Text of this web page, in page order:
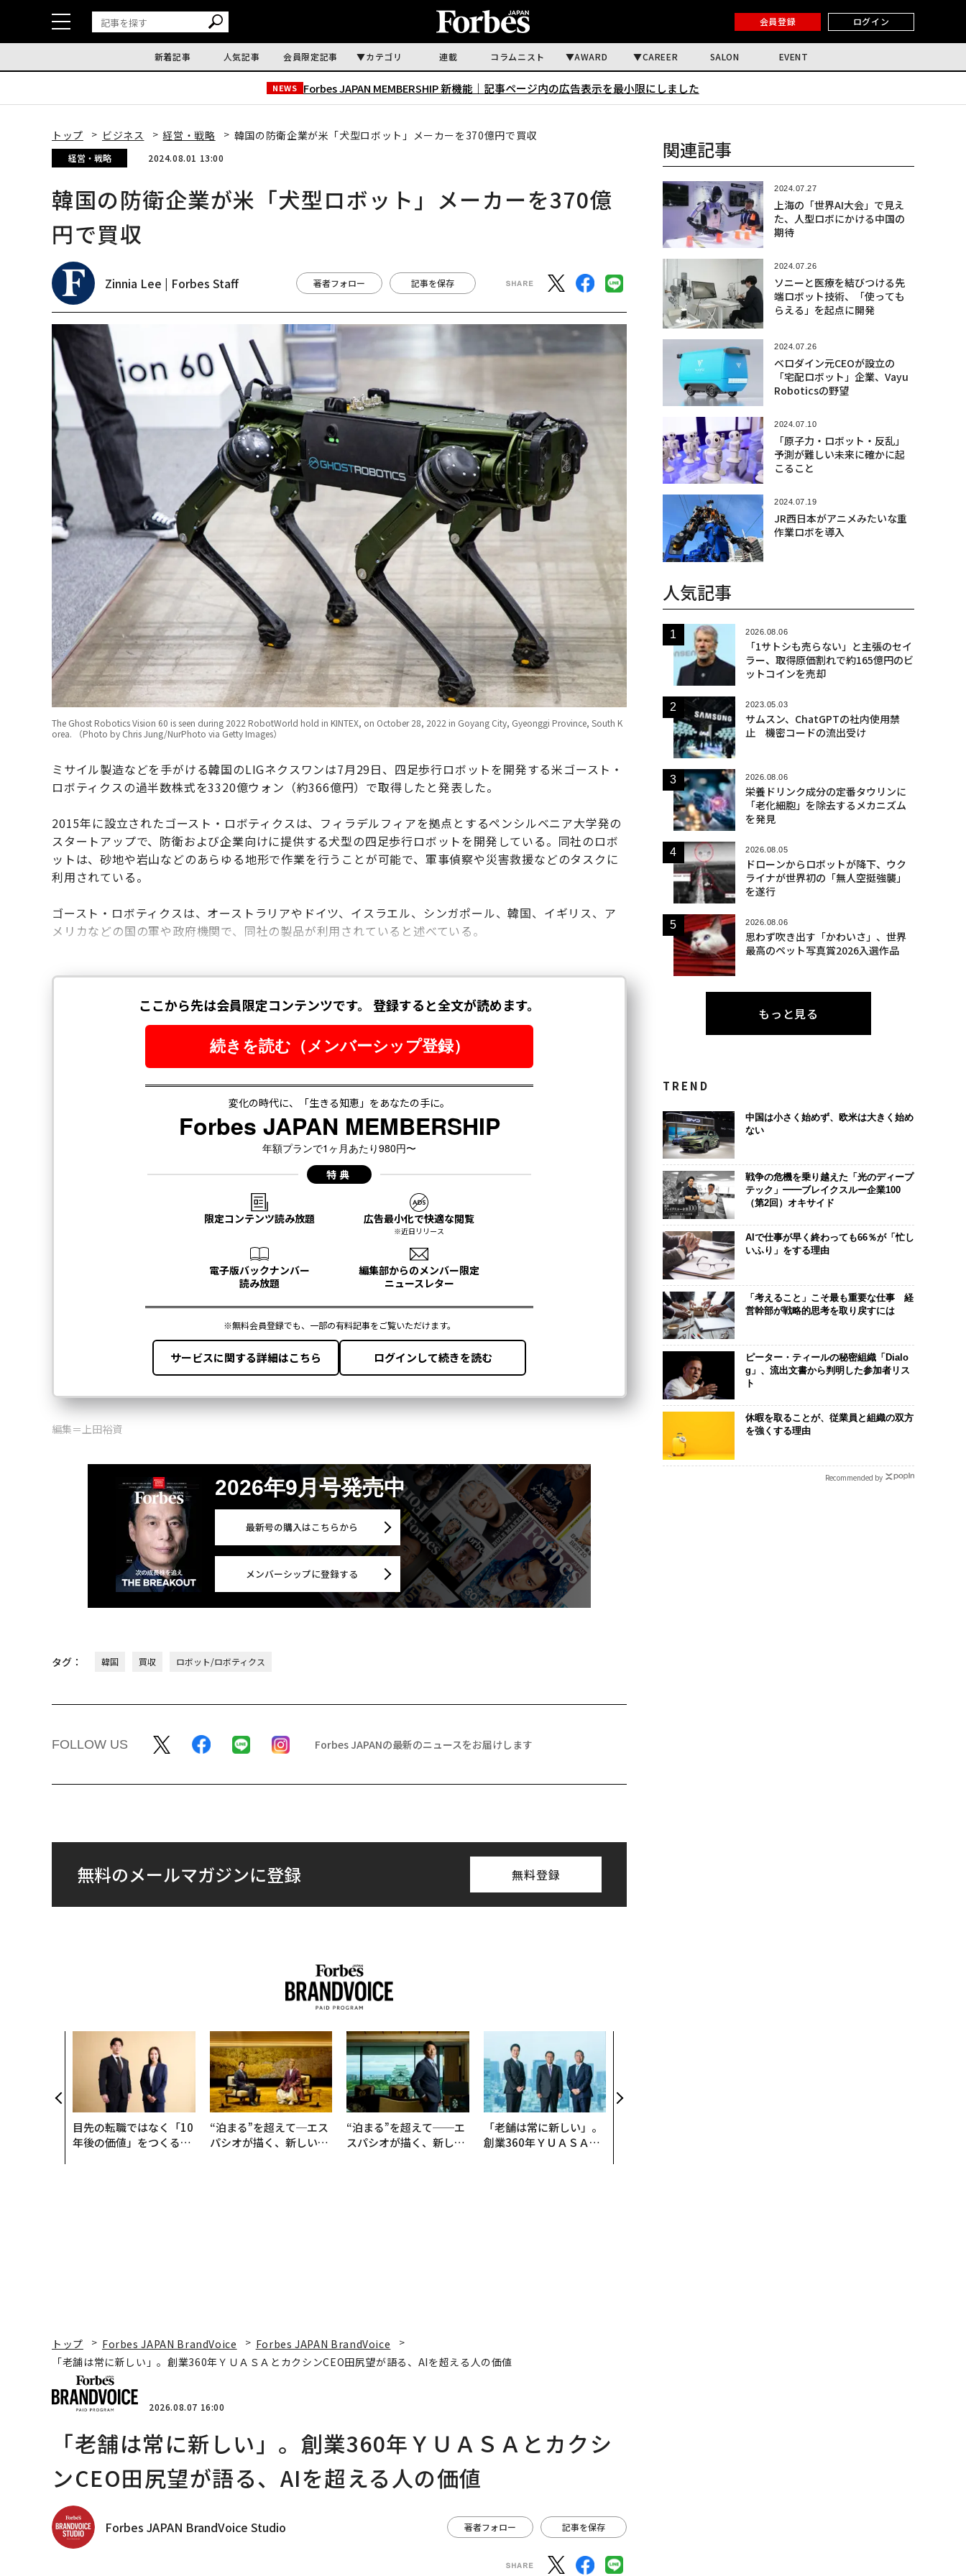
会員登録 ログイン
新着記事 人気記事 会員限定記事 カテゴリ 連載 コラムニスト AWARD CAREER SALON EVENT
NEWS Forbes JAPAN MEMBERSHIP 新機能｜ 記事ページ内の広告表示を最小限にしました
トップ ビジネス 経営・戦略 韓国の防衛企業が米「犬型ロボット」メーカーを370億円で買収
経営・戦略 2024.08.01 13:00
韓国の防衛企業が米「犬型ロボット」メーカーを370億
円で買収
Zinnia Lee | Forbes Staff 著者フォロー 記事を保存
The Ghost Robotics Vision 60 is seen during 2022 RobotWorld hold in KINTEX, on October 28, 2022 in Goyang City, Gyeonggi Province, South K
orea. （Photo by Chris Jung/NurPhoto via Getty Images）
ミサイル製造などを手がける韓国のLIGネクスワンは7月29日、四足歩行ロボットを開発する米ゴースト・
ロボティクスの過半数株式を3320億ウォン（約366億円）で取得したと発表した。
2015年に設立されたゴースト・ロボティクスは、フィラデルフィアを拠点とするペンシルベニア大学発の
スタートアップで、防衛および企業向けに提供する犬型の四足歩行ロボットを開発している。同社のロボ
ットは、砂地や岩山などのあらゆる地形で作業を行うことが可能で、軍事偵察や災害救援などのタスクに
利用されている。
ゴースト・ロボティクスは、オーストラリアやドイツ、イスラエル、シンガポール、韓国、イギリス、ア
メリカなどの国の軍や政府機関で、同社の製品が利用されていると述べている。
編集＝上田裕資
2026年9月号発売中
最新号の購入はこちらから
メンバーシップに登録する
タグ： 韓国 買収 ロボット/ロボティクス
FOLLOW US Forbes JAPANの最新のニュースをお届けします
無料のメールマガジンに登録 無料登録
目先の転職ではなく「10
年後の価値」をつくる─
“泊まる”を超えて─エス
パシオが描く、新しい日
“泊まる”を超えて──エ
スパシオが描く、新しい
「老舗は常に新しい」。
創業360年ＹＵＡＳＡと
関連記事
2024.07.27
上海の「世界AI大会」で見え
た、人型ロボにかける中国の
期待
2024.07.26
ソニーと医療を結びつける先
端ロボット技術、「使っても
らえる」を起点に開発
2024.07.26
ベロダイン元CEOが設立の
「宅配ロボット」企業、Vayu
Roboticsの野望
2024.07.10
「原子力・ロボット・反乱」
予測が難しい未来に確かに起
こること
2024.07.19
JR西日本がアニメみたいな重
作業ロボを導入
人気記事
2026.08.06
「1サトシも売らない」と主張のセイ
ラー、取得原価割れで約165億円のビ
ットコインを売却
2023.05.03
サムスン、ChatGPTの社内使用禁
止 機密コードの流出受け
2026.08.06
栄養ドリンク成分の定番タウリンに
「老化細胞」を除去するメカニズム
を発見
2026.08.05
ドローンからロボットが降下、ウク
ライナが世界初の「無人空挺強襲」
を遂行
2026.08.06
思わず吹き出す「かわいさ」、世界
最高のペット写真賞2026入選作品
もっと見る
TREND
中国は小さく始めず、欧米は大きく始め
ない
戦争の危機を乗り越えた「光のディープ
テック」━━ブレイクスルー企業100
（第2回）オキサイド
AIで仕事が早く終わっても66％が「忙し
いふり」をする理由
「考えること」こそ最も重要な仕事 経
営幹部が戦略的思考を取り戻すには
ピーター・ティールの秘密組織「Dialo
g」、流出文書から判明した参加者リス
ト
休暇を取ることが、従業員と組織の双方
を強くする理由
Recommended by
トップ Forbes JAPAN BrandVoice
Forbes JAPAN BrandVoice
「老舗は常に新しい」。創業360年ＹＵＡＳＡとカクシンCEO田尻望が語る、AIを超える人の価値
2026.08.07 16:00
「老舗は常に新しい」。創業360年ＹＵＡＳＡとカクシ
ンCEO田尻望が語る、AIを超える人の価値
Forbes JAPAN BrandVoice Studio 著者フォロー 記事を保存